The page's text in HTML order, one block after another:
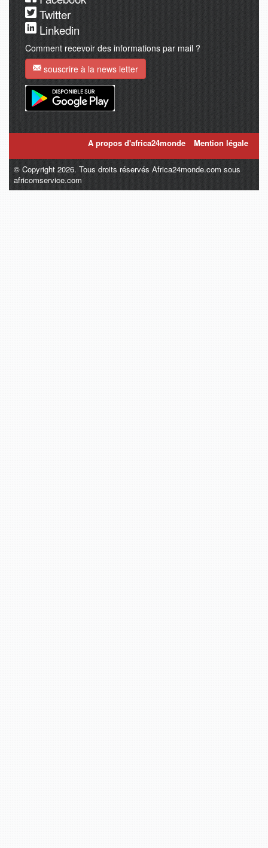
Twitter
Linkedin
Comment recevoir des informations par mail ?
souscrire à la news letter
A propos d'africa24monde Mention légale
© Copyright 2026. Tous droits réservés Africa24monde.com sous
africomservice.com